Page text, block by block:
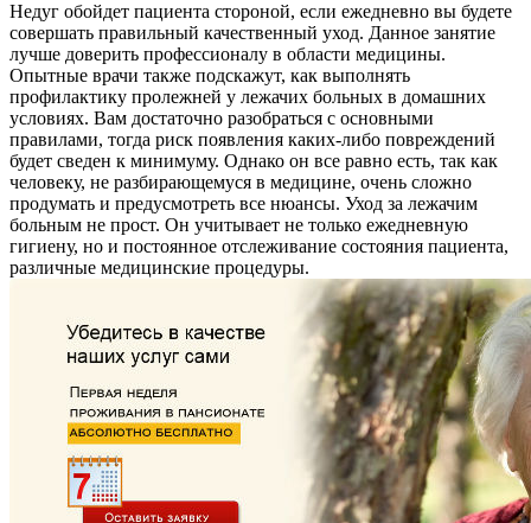
Недуг обойдет пациента стороной, если ежедневно вы будете
совершать правильный качественный уход. Данное занятие
лучше доверить профессионалу в области медицины.
Опытные врачи также подскажут, как выполнять
профилактику пролежней у лежачих больных в домашних
условиях. Вам достаточно разобраться с основными
правилами, тогда риск появления каких-либо повреждений
будет сведен к минимуму. Однако он все равно есть, так как
человеку, не разбирающемуся в медицине, очень сложно
продумать и предусмотреть все нюансы. Уход за лежачим
больным не прост. Он учитывает не только ежедневную
гигиену, но и постоянное отслеживание состояния пациента,
различные медицинские процедуры.